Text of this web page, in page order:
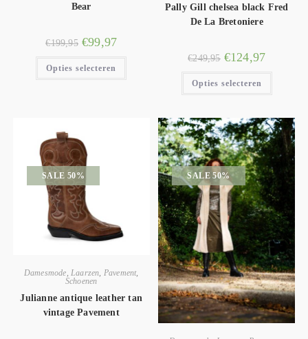
Bear
€199,95 €99,97
Opties selecteren
Pally Gill chelsea black Fred
De La Bretoniere
€249,95 €124,97
Opties selecteren
SALE 50%
Damesmode Laarzen Pavement,
Schoenen
Julianne antique leather tan
vintage Pavement
SALE 50%